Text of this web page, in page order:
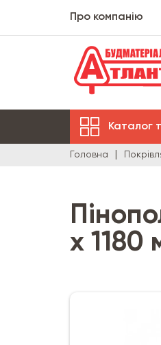
Про компанію
Каталог
Головна
х 1180